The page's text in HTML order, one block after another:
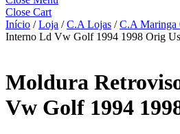
Close Cart
Início /Loja /C.A Lojas /C.A Maringa
Interno Ld Vw Golf 1994 1998 Orig
Moldura
Vw Golf 1994